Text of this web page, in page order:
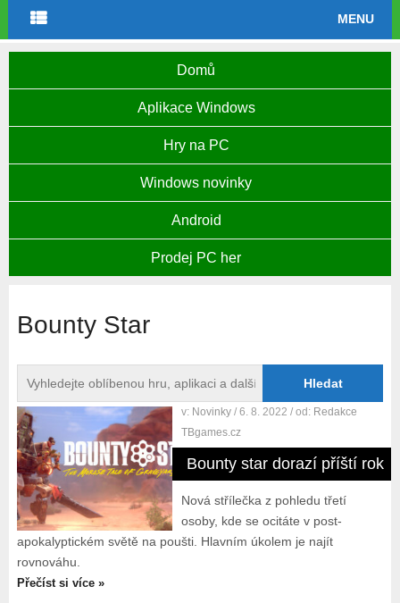
MENU
Domů
Aplikace Windows
Hry na PC
Windows novinky
Android
Prodej PC her
Bounty Star
v: Novinky / 6. 8. 2022 / od: Redakce
TBgames.cz
Bounty star dorazí příští rok
Nová střílečka z pohledu třetí
osoby, kde se ocitáte v post-
apokalyptickém světě na poušti. Hlavním úkolem je najít
rovnováhu.
Přečíst si více »